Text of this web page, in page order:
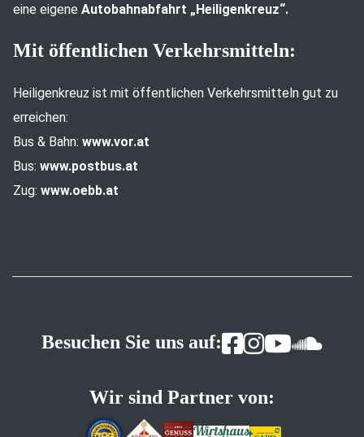
eine eigene Autobahnabfahrt „Heiligenkreuz“.
Mit öffentlichen Verkehrsmitteln:
Heiligenkreuz ist mit öffentlichen Verkehrsmitteln gut zu
erreichen:
Bus & Bahn: www.vor.at
Bus: www.postbus.at
Zug: www.oebb.at
Besuchen Sie uns auf:
Wir sind Partner von: